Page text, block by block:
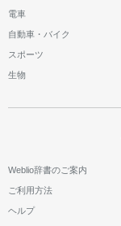
電車
自動車・バイク
スポーツ
生物
Weblio辞書のご案内
ご利用方法
ヘルプ